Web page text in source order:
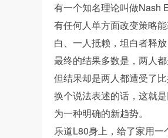
有一个知名理论叫做Nash
有任何人单方面改变策略
白、一人抵赖，坦白者释
最终的结果多数是，两人
但结果却是两人都遭受了比
换个说法表述的话，这就
为一种明确的新趋势。
乐道L80身上，给了家用一